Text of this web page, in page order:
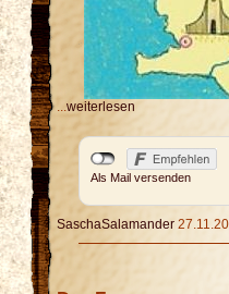
...weiterlesen
Als Mail versenden
SaschaSalamander